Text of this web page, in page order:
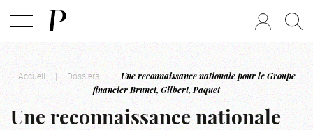
Accueil | Dossiers |
Une reconnaissance nationale pour le Groupe
financier Brunet, Gilbert, Paquet
Une reconnaissance nationale